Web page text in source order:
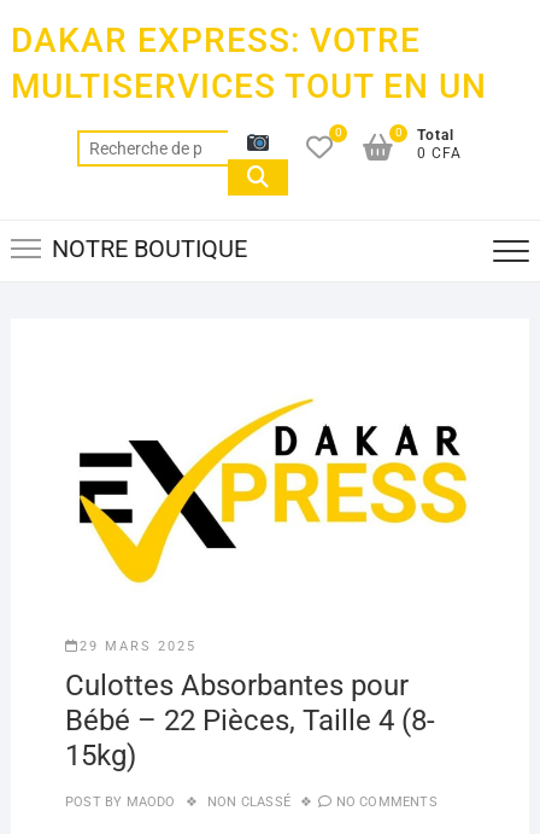
content
DAKAR EXPRESS: VOTRE
MULTISERVICES TOUT EN UN
Recherche
pour :
0
Total
0 CFA
0
NOTRE BOUTIQUE
29 MARS 2025
Culottes Absorbantes pour
Bébé – 22 Pièces, Taille 4 (8-
15kg)
POST BY MAODO NON CLASSÉ NO COMMENTS